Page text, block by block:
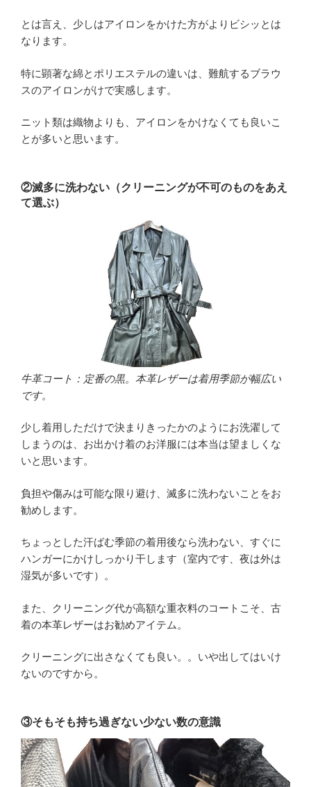
とは言え、少しはアイロンをかけた方がよりビシッとは
なります。
特に顕著な綿とポリエステルの違いは、難航するブラウ
スのアイロンがけで実感します。
ニット類は織物よりも、アイロンをかけなくても良いこ
とが多いと思います。
②滅多に洗わない（クリーニングが不可のものをあえ
て選ぶ）
牛革コート：定番の黒。本革レザーは着用季節が幅広い
です。
少し着用しただけで決まりきったかのようにお洗濯して
しまうのは、お出かけ着のお洋服には本当は望ましくな
いと思います。
負担や傷みは可能な限り避け、滅多に洗わないことをお
勧めします。
ちょっとした汗ばむ季節の着用後なら洗わない、すぐに
ハンガーにかけしっかり干します（室内です、夜は外は
湿気が多いです）。
また、クリーニング代が高額な重衣料のコートこそ、古
着の本革レザーはお勧めアイテム。
クリーニングに出さなくても良い。。いや出してはいけ
ないのですから。
③そもそも持ち過ぎない少ない数の意識